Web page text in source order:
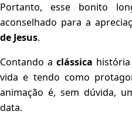
Portanto, esse bonito
aconselhado para a
de Jesus.
Contando a clássica
vida e tendo como
animação é, sem dúvida,
data.